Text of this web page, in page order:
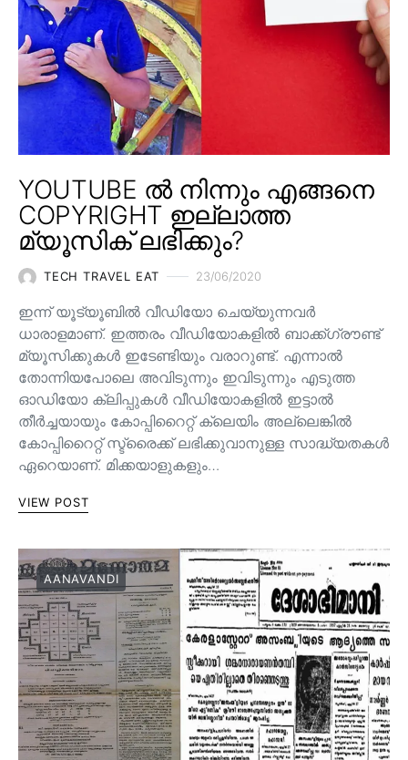
YOUTUBE ൽ നിന്നും എങ്ങനെ
COPYRIGHT ഇല്ലാത്ത
മ്യൂസിക് ലഭിക്കും?
TECH TRAVEL EAT 23/06/2020
ഇന്ന് യൂട്യൂബിൽ വീഡിയോ ചെയ്യുന്നവർ
ധാരാളമാണ്. ഇത്തരം വീഡിയോകളിൽ ബാക്ക്ഗ്രൗണ്ട്
മ്യൂസിക്കുകൾ ഇടേണ്ടിയും വരാറുണ്ട്. എന്നാൽ
തോന്നിയപോലെ അവിടുന്നും ഇവിടുന്നും എടുത്ത
ഓഡിയോ ക്ലിപ്പുകൾ വീഡിയോകളിൽ ഇട്ടാൽ
തീർച്ചയായും കോപ്പിറൈറ്റ് ക്ലെയിം അല്ലെങ്കിൽ
കോപ്പിറൈറ്റ് സ്ട്രൈക്ക് ലഭിക്കുവാനുള്ള സാദ്ധ്യതകൾ
ഏറെയാണ്. മിക്കയാളുകളും…
VIEW POST
AANAVANDI